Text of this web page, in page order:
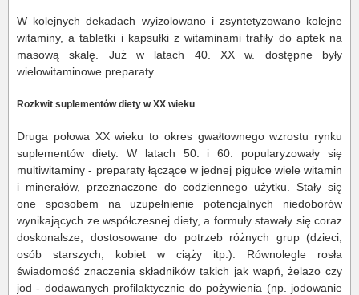
W kolejnych dekadach wyizolowano i zsyntetyzowano kolejne
witaminy, a tabletki i kapsułki z witaminami trafiły do aptek na
masową skalę. Już w latach 40. XX w. dostępne były
wielowitaminowe preparaty.
Rozkwit suplementów diety w XX wieku
Druga połowa XX wieku to okres gwałtownego wzrostu rynku
suplementów diety. W latach 50. i 60. popularyzowały się
multiwitaminy - preparaty łączące w jednej pigułce wiele witamin
i minerałów, przeznaczone do codziennego użytku. Stały się
one sposobem na uzupełnienie potencjalnych niedoborów
wynikających ze współczesnej diety, a formuły stawały się coraz
doskonalsze, dostosowane do potrzeb różnych grup (dzieci,
osób starszych, kobiet w ciąży itp.). Równolegle rosła
świadomość znaczenia składników takich jak wapń, żelazo czy
jod - dodawanych profilaktycznie do pożywienia (np. jodowanie